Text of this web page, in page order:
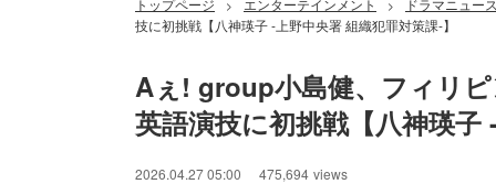
トップページ > エンターテインメント >
ドラマニュー
技に初挑戦【八神瑛子 -上野中央署 組織犯罪対策課-】
Aぇ! group小島健、フィリ
英語演技に初挑戦【八神瑛
2026.04.27 05:00 475,694 views